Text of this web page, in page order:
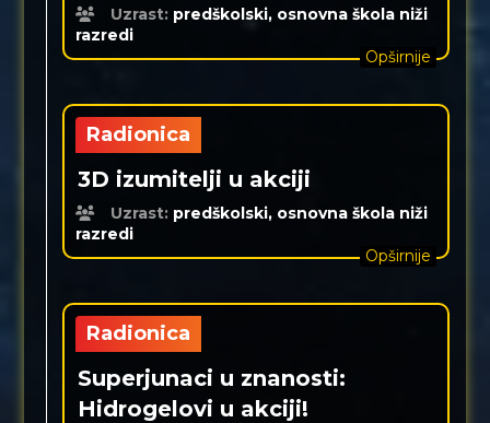
Uzrast: predškolski, osnovna škola niži
razredi
Opširnije
Radionica
3D izumitelji u akciji
Uzrast: predškolski, osnovna škola niži
razredi
Opširnije
Radionica
Superjunaci u znanosti:
Hidrogelovi u akciji!